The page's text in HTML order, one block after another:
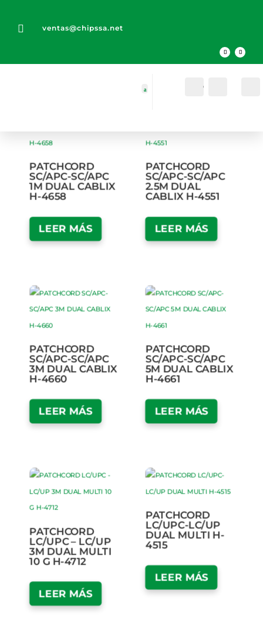
 ventas@chipssa.net
Cuenta
PATCHCORD
SC/APC-SC/APC
1M DUAL CABLIX
H-4658
LEER MÁS
PATCHCORD
SC/APC-SC/APC
2.5M DUAL
CABLIX H-4551
LEER MÁS
PATCHCORD
SC/APC-SC/APC
3M DUAL CABLIX
H-4660
LEER MÁS
PATCHCORD
SC/APC-SC/APC
5M DUAL CABLIX
H-4661
LEER MÁS
PATCHCORD
LC/UPC – LC/UP
3M DUAL MULTI
10 G H-4712
LEER MÁS
PATCHCORD
LC/UPC-LC/UP
DUAL MULTI H-
4515
LEER MÁS